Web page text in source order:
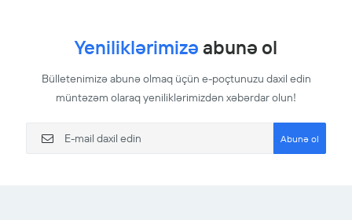
Yeniliklərimizə abunə ol
Bülletenimizə abunə olmaq üçün e-poçtunuzu daxil edin
müntəzəm olaraq yeniliklərimizdən xəbərdar olun!
Abunə ol